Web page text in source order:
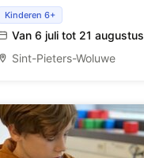
Robofun
Kinderen 6+
Van 6 juli tot 21 augustus
Sint-Pieters-Woluwe